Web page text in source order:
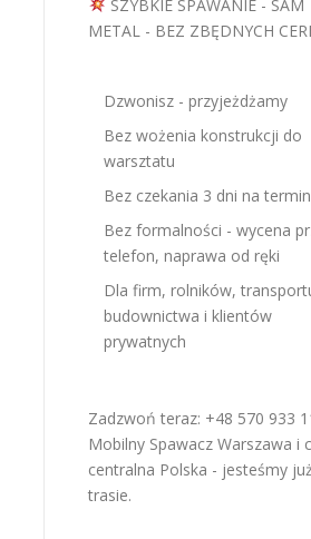
SZYBKIE SPAWANIE - SAM
METAL - BEZ ZBĘDNYCH
Dzwonisz - przyjeżdżamy
Bez wożenia konstrukcji do
warsztatu
Bez czekania 3 dni na termin
Bez formalności - wycena
telefon, naprawa od ręki
Dla firm, rolników,
budownictwa i klientów
prywatnych
Zadzwoń teraz: +48 570 933
Mobilny Spawacz Warszawa i
centralna Polska - jesteśmy
trasie.